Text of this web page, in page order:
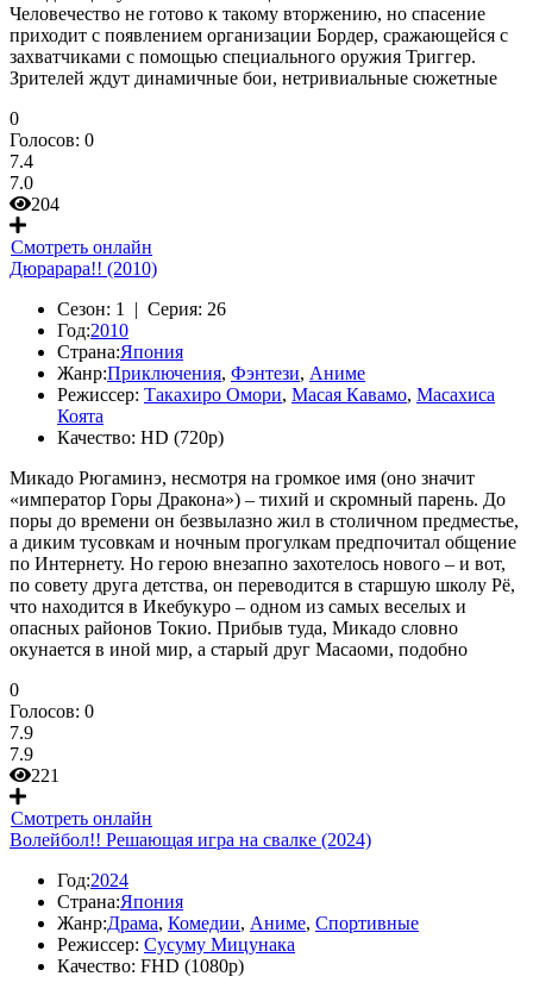
Человечество не готово к такому вторжению, но спасение
приходит с появлением организации Бордер, сражающейся с
захватчиками с помощью специального оружия Триггер.
Зрителей ждут динамичные бои, нетривиальные сюжетные
0
Голосов: 0
7.4
7.0
204
Смотреть онлайн
Дюрарара!! (2010)
Сезон: 1 | Серия: 26
Год:2010
Страна:Япония
Жанр:Приключения, Фэнтези, Аниме
Режиссер: Такахиро Омори, Масая Кавамо, Масахиса
Коята
Качество: HD (720p)
Микадо Рюгаминэ, несмотря на громкое имя (оно значит
«император Горы Дракона») – тихий и скромный парень. До
поры до времени он безвылазно жил в столичном предместье,
а диким тусовкам и ночным прогулкам предпочитал общение
по Интернету. Но герою внезапно захотелось нового – и вот,
по совету друга детства, он переводится в старшую школу Рё,
что находится в Икебукуро – одном из самых веселых и
опасных районов Токио. Прибыв туда, Микадо словно
окунается в иной мир, а старый друг Масаоми, подобно
0
Голосов: 0
7.9
7.9
221
Смотреть онлайн
Волейбол!! Решающая игра на свалке (2024)
Год:2024
Страна:Япония
Жанр:Драма, Комедии, Аниме, Спортивные
Режиссер: Сусуму Мицунака
Качество: FHD (1080p)